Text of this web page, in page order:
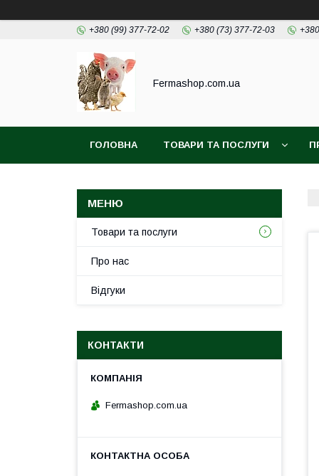
+380 (99) 377-72-02 +380 (73) 377-72-03
Fermashop.com.ua
ГОЛОВНА ТОВАРИ ТА ПОСЛУГИ
Товари та послуги
Про нас
Відгуки
КОНТАКТИ
Fermashop.com.ua